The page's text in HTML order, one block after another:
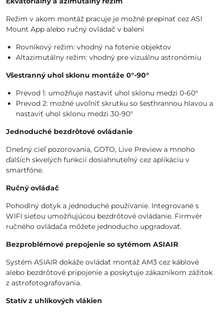
Režim v akom montáž pracuje je možné prepínať cez ASI
Mount App alebo ručný ovládač v balení
Rovníkový režim: vhodný na fotenie objektov
Altazimutálny režim: vhodný pre vizuálnu astronómiu
Všestranný uhol sklonu montáže 0°-90°
Prevod 1: umožňuje nastaviť uhol sklonu medzi 0-60°
Prevod 2: možné uvoľniť skrutku so šesťhrannou hlavou a
nastaviť uhol sklonu medzi 30-90°
Jednoduché bezdrôtové ovládanie
Dnešný cieľ pozorovania, GOTO, Live Preview a mnoho
ďalších skvelých funkcií dosiahnuteľný cez aplikáciu v
smartfóne.
Ručný ovládač
Pohodlný dotyk a jednoduché používanie. Integrované s
WIFI sieťou umožňujúcou bezdrôtové ovládanie. Firmvér
ručného ovládača môžete jednoducho upgradovať.
Bezproblémové prepojenie so sytémom ASIAIR
Systém ASIAIR dokáže ovládať montáž AM3 cez káblové
alebo bezdrôtové pripojenie a poskytuje zákazníkom zážitok
z astrofotografovania.
Statív z uhlíkových vlákien